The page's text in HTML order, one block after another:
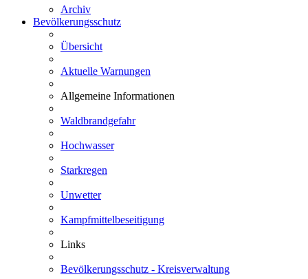
Archiv
Bevölkerungsschutz
Übersicht
Aktuelle Warnungen
Allgemeine Informationen
Waldbrandgefahr
Hochwasser
Starkregen
Unwetter
Kampfmittelbeseitigung
Links
Bevölkerungsschutz - Kreisverwaltung